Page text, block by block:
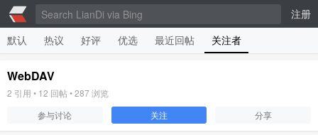
注册
默认
热议 好评 优选 最近回帖 关注者
WebDAV
2 引用 • 12 回帖 •287 浏览
参与讨论
关注 分享